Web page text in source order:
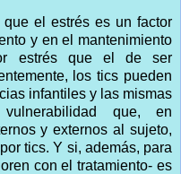
el estrés es un factor
y en el mantenimiento
estrés que el de ser
los tics pueden
infantiles y las mismas
que, en
y externos al sujeto,
tics. Y si, además, para
con el tratamiento- es